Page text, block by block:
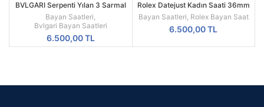
BVLGARI Serpenti Yılan 3 Sarmal
Sarı Renk Siyah Kadran Kadın
Saati
Bayan Saatleri,
Bvlgari Bayan Saatleri
6.500,00TL
Rolex Datejust Kadın Saati 36mm
Sedef Kadran | Two Tone
Otomatik Saat
Bayan Saatleri, Rolex Bayan Saat
6.500,00TL